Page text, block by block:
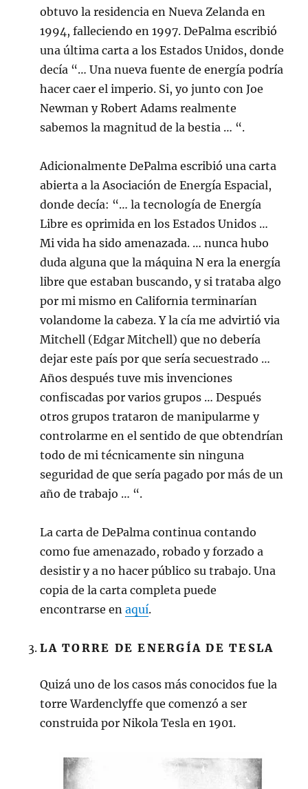
obtuvo la residencia en Nueva Zelanda en
1994, falleciendo en 1997. DePalma escribió
una última carta a los Estados Unidos, donde
decía “… Una nueva fuente de energía podría
hacer caer el imperio. Si, yo junto con Joe
Newman y Robert Adams realmente
sabemos la magnitud de la bestia … “.
Adicionalmente DePalma escribió una carta
abierta a la Asociación de Energía Espacial,
donde decía: “… la tecnología de Energía
Libre es oprimida en los Estados Unidos …
Mi vida ha sido amenazada. … nunca hubo
duda alguna que la máquina N era la energía
libre que estaban buscando, y si trataba algo
por mi mismo en California terminarían
volandome la cabeza. Y la cía me advirtió via
Mitchell (Edgar Mitchell) que no debería
dejar este país por que sería secuestrado …
Años después tuve mis invenciones
confiscadas por varios grupos … Después
otros grupos trataron de manipularme y
controlarme en el sentido de que obtendrían
todo de mi técnicamente sin ninguna
seguridad de que sería pagado por más de un
año de trabajo … “.
La carta de DePalma continua contando
como fue amenazado, robado y forzado a
desistir y a no hacer público su trabajo. Una
copia de la carta completa puede
encontrarse enaquí.
LA TORRE DE ENERGÍA DE TESLA
Quizá uno de los casos más conocidos fue la
torre Wardenclyffe que comenzó a ser
construida por Nikola Tesla en 1901.